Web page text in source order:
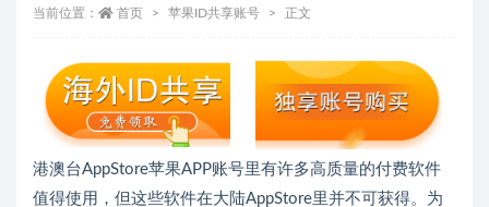
当前位置： 首页 苹果ID共享账号 正文
港澳台AppStore苹果APP账号里有许多高质量的付费软件
值得使用，但这些软件在大陆AppStore里并不可获得。为